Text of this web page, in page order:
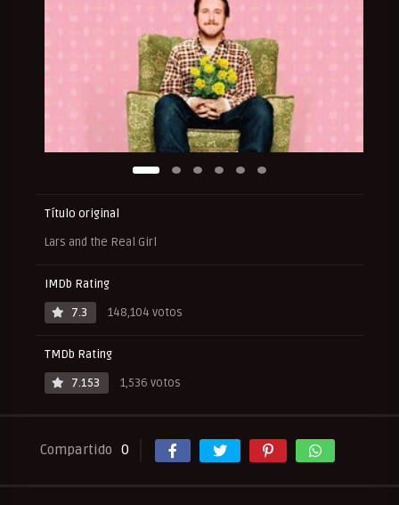
Título original
Lars and the Real Girl
IMDb Rating
7.3
148,104 votos
TMDb Rating
7.153
1,536 votos
Compartido 0